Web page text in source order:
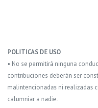
POLITICAS DE USO
• No se permitirá ninguna
contribuciones deberán ser
malintencionadas ni realizadas
calumniar a nadie.